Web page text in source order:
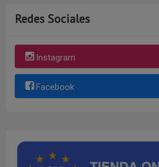
Redes Sociales
Instagram
Facebook